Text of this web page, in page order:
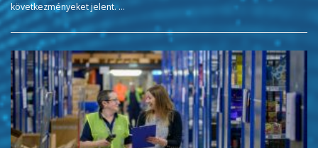
következményeket jelent. …